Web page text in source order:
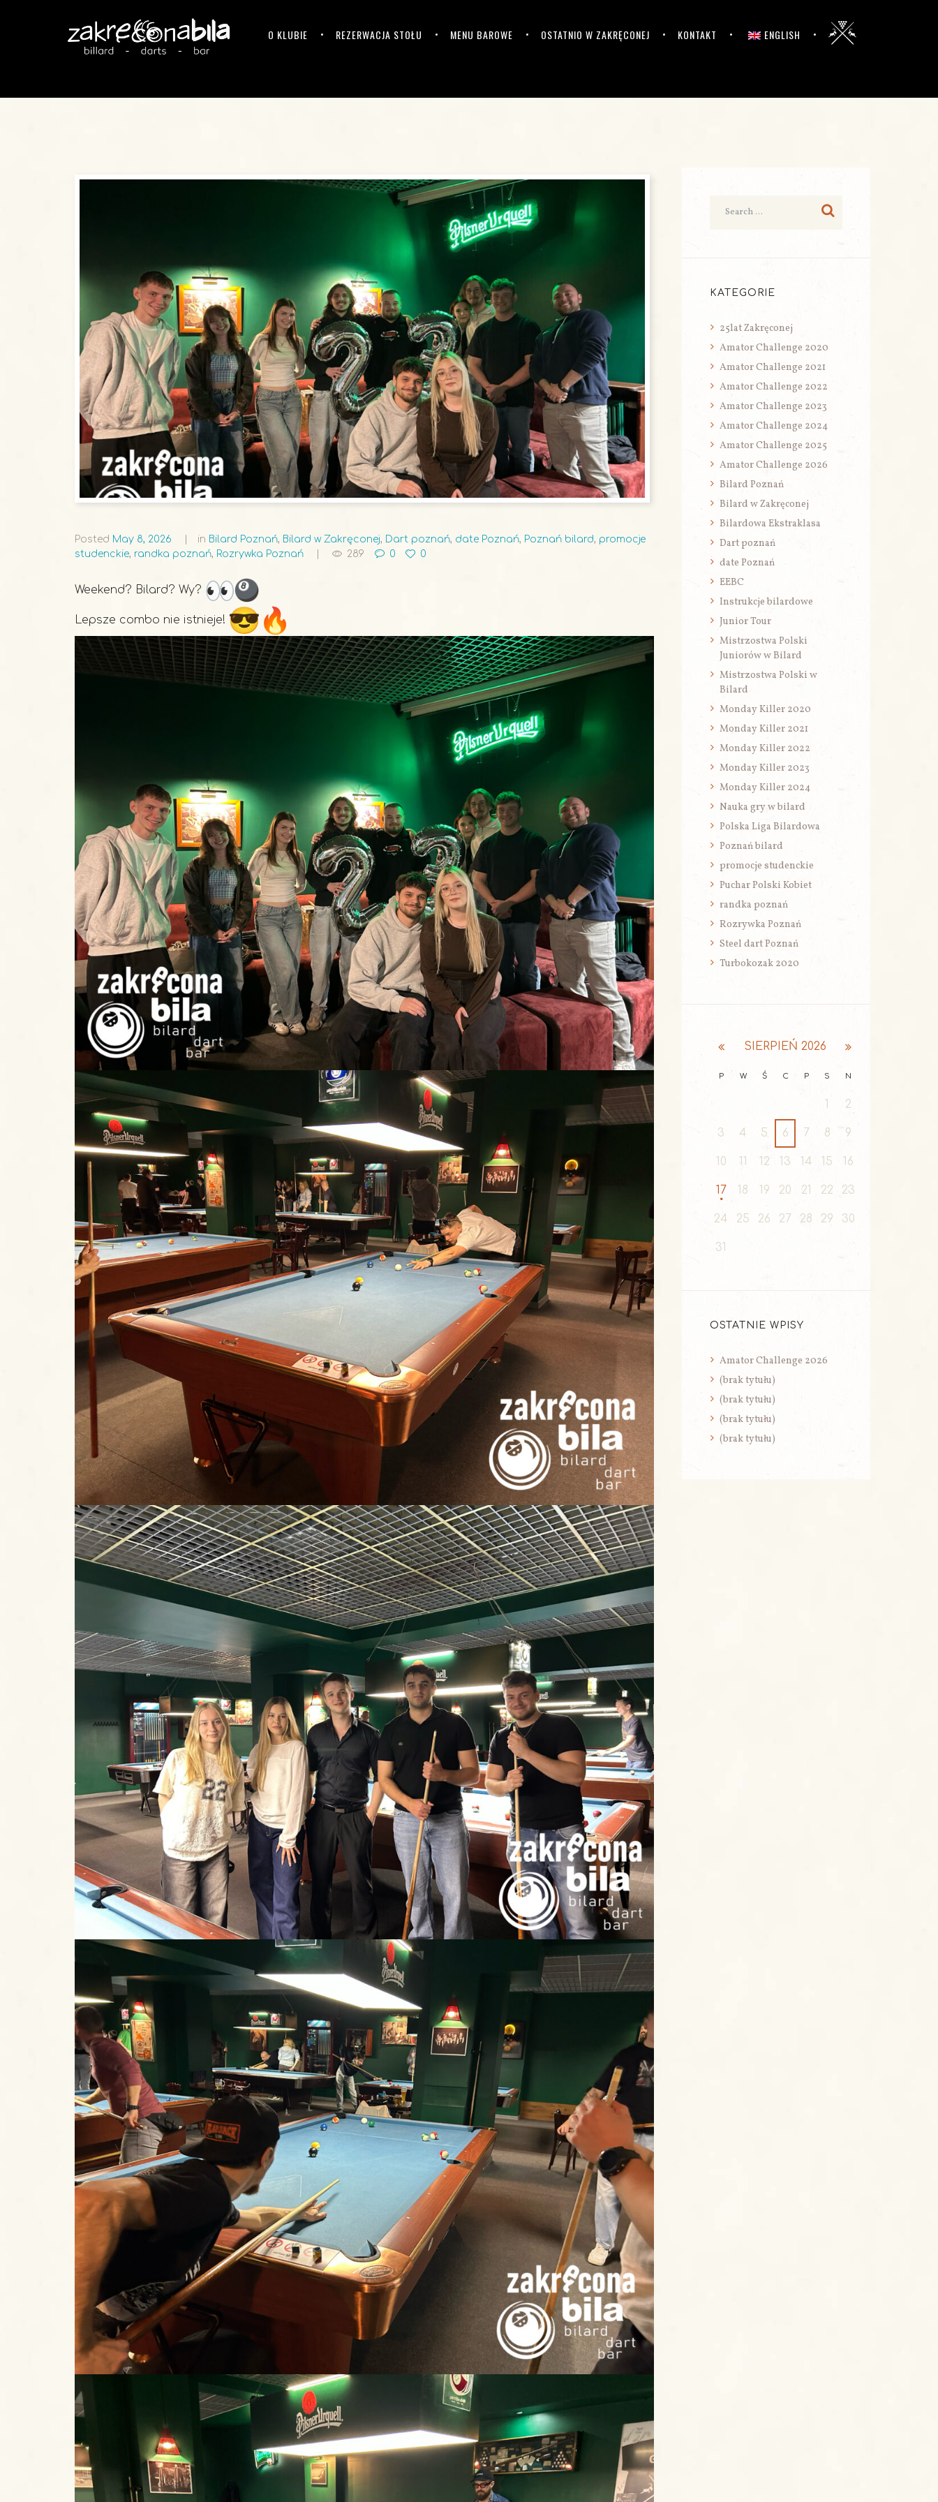
O KLUBIE REZERWACJA STOŁU MENU BAROWE OSTATNIO W ZAKRĘCONEJ KONTAKT ENGLISH
Posted May 8, 2026 in Bilard Poznań, Bilard w Zakręconej, Dart poznań, date Poznań, Poznań bilard, promocje
studenckie, randka poznań, Rozrywka Poznań 289 0 0
Weekend? Bilard? Wy?
Lepsze combo nie istnieje!
KATEGORIE
25lat Zakręconej
Amator Challenge 2020
Amator Challenge 2021
Amator Challenge 2022
Amator Challenge 2023
Amator Challenge 2024
Amator Challenge 2025
Amator Challenge 2026
Bilard Poznań
Bilard w Zakręconej
Bilardowa Ekstraklasa
Dart poznań
date Poznań
EEBC
Instrukcje bilardowe
Junior Tour
Mistrzostwa Polski
Juniorów w Bilard
Mistrzostwa Polski w
Bilard
Monday Killer 2020
Monday Killer 2021
Monday Killer 2022
Monday Killer 2023
Monday Killer 2024
Nauka gry w bilard
Polska Liga Bilardowa
Poznań bilard
promocje studenckie
Puchar Polski Kobiet
randka poznań
Rozrywka Poznań
Steel dart Poznań
Turbokozak 2020
SIERPIEŃ 2026
P W Ś C P S N
1 2
3 4 5 6 7 8 9
10 11 12 13 14 15 16
17 18 19 20 21 22 23
24 25 26 27 28 29 30
31
OSTATNIE WPISY
Amator Challenge 2026
(brak tytułu)
(brak tytułu)
(brak tytułu)
(brak tytułu)